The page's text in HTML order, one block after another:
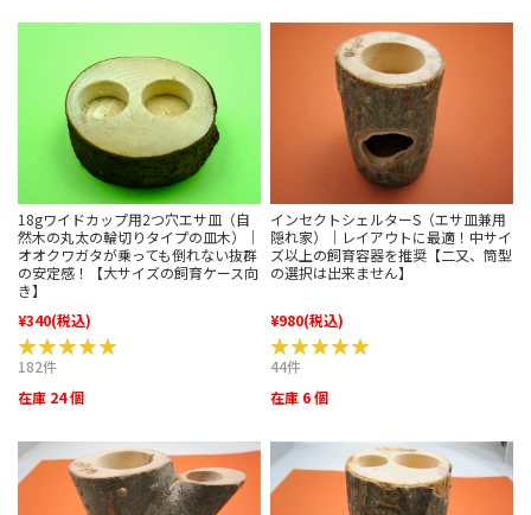
18gワイドカップ用2つ穴エサ皿（自
然木の丸太の輪切りタイプの皿木）｜
オオクワガタが乗っても倒れない抜群
の安定感！【大サイズの飼育ケース向
き】
¥340(税込)
★★★★★
★★★★★
182件
在庫 24 個
インセクトシェルターS（エサ皿兼用
隠れ家）｜レイアウトに最適！中サイ
ズ以上の飼育容器を推奨【二又、筒型
の選択は出来ません】
¥980(税込)
★★★★★
★★★★★
44件
在庫 6 個